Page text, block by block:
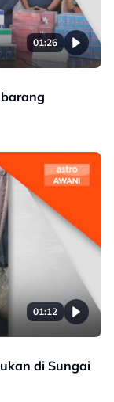
01:26
01:12
di Sungai